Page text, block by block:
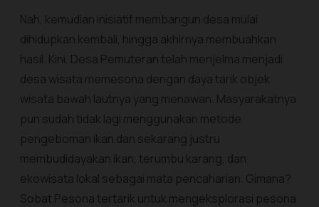
Nah, kemudian inisiatif membangun desa mulai
dihidupkan kembali, hingga akhirnya membuahkan
hasil. Kini, Desa Pemuteran telah menjelma menjadi
desa wisata memesona dengan daya tarik objek
wisata bawah lautnya yang menawan. Masyarakatnya
pun sudah tidak lagi menggunakan metode
pengeboman ikan dan sekarang justru
membudidayakan ikan, terumbu karang, dan
ekowisata lokal sebagai mata pencaharian. Gimana?
Sobat Pesona tertarik untuk mengeksplorasi pesona